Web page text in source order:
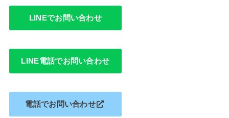
LINEでお問い合わせ
LINE電話でお問い合わせ
電話でお問い合わせ